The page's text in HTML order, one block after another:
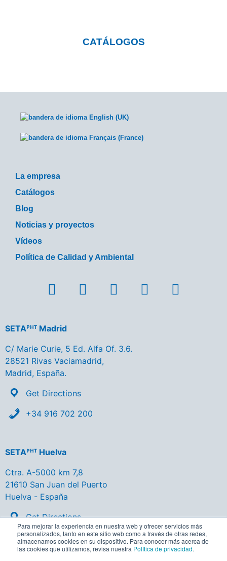
Para mejorar la experiencia en nuestra web y ofrecer servicios más
personalizados, tanto en este sitio web como a través de otras redes,
almacenamos cookies en su dispositivo. Para conocer más acerca de
las cookies que utilizamos, revisa nuestra Política de privacidad.
CATÁLOGOS
La empresa
Catálogos
Blog
Noticias y proyectos
Vídeos
Política de Calidad y Ambiental
SETAᴾᴴᵀ Madrid
C/ Marie Curie, 5 Ed. Alfa Of. 3.6.
28521 Rivas Vaciamadrid,
Madrid, España.
Get Directions
+34 916 702 200
SETAᴾᴴᵀ Huelva
Ctra. A-5000 km 7,8
21610 San Juan del Puerto
Huelva - España
Get Directions
+34 959 356 137